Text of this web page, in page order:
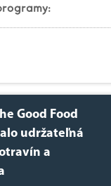
Good Food
udržateľná
a